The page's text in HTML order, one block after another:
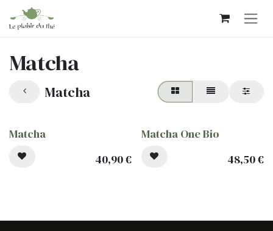
Se rendre au contenu
Matcha
Matcha
Matcha
40,90€
Matcha One Bio
48,50€